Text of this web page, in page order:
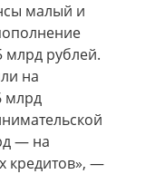
малый и
млрд рублей.
на
млрд
— на
кредитов», —